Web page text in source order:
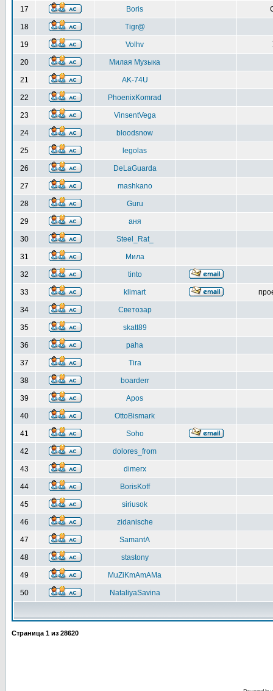
17 Boris
18 Tigr@
19 Volhv
20 Милая Музыка
21 AK-74U
22 PhoenixKomrad
23 VinsentVega
24 bloodsnow
25 legolas
26 DeLaGuarda
27 mashkano
28 Guru
29 аня
30 Steel_Rat_
31 Мила
32 tinto
33 klimart
34 Светозар
35 skatt89
36 paha
37 Tira
38 boarderr
39 Apos
40 OttoBismark
41 Soho
42 dolores_from
43 dimerx
44 BorisKoff
45 siriusok
46 zidanische
47 SamantA
48 stastony
49 MuZiKmAmAMa
50 NataliyaSavina
Страница 1 из 28620